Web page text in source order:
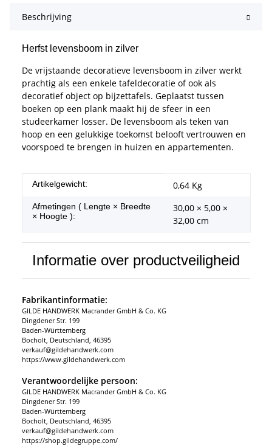
Beschrijving
Herfst levensboom in zilver
De vrijstaande decoratieve levensboom in zilver werkt
prachtig als een enkele tafeldecoratie of ook als
decoratief object op bijzettafels. Geplaatst tussen
boeken op een plank maakt hij de sfeer in een
studeerkamer losser. De levensboom als teken van
hoop en een gelukkige toekomst belooft vertrouwen en
voorspoed te brengen in huizen en appartementen.
#productDetails.itemInformation#
#productDetails.itemValue#
Artikelgewicht: 0,64 Kg
Afmetingen ( Lengte × Breedte
× Hoogte ):
30,00 × 5,00 ×
32,00 cm
Informatie over productveiligheid
Fabrikantinformatie:
GILDE HANDWERK Macrander GmbH & Co. KG
Dingdener Str. 199
Baden-Württemberg
Bocholt, Deutschland, 46395
verkauf@gildehandwerk.com
https://www.gildehandwerk.com
Verantwoordelijke persoon:
GILDE HANDWERK Macrander GmbH & Co. KG
Dingdener Str. 199
Baden-Württemberg
Bocholt, Deutschland, 46395
verkauf@gildehandwerk.com
https://shop.gildegruppe.com/